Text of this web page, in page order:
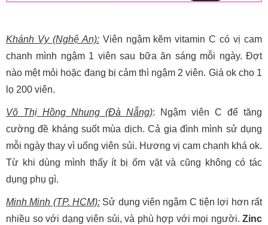
Khánh Vy (Nghệ An):Viên ngậm kẽm vitamin C có vị cam
chanh mình ngậm 1 viên sau bữa ăn sáng mỗi ngày. Đợt
nào mệt mỏi hoặc đang bị cảm thì ngậm 2 viên. Giá ok cho 1
lọ 200 viên.
Võ Thị Hồng Nhung (Đà Nẵng): Ngậm viên C để tăng
cường đề kháng suốt mùa dịch. Cả gia đình mình sử dụng
mỗi ngày thay vì uống viên sủi. Hương vị cam chanh khá ok.
Từ khi dùng mình thấy ít bị ốm vặt và cũng không có tác
dụng phụ gì.
Minh Minh (TP. HCM): Sử dụng viên ngậm C tiện lợi hơn rất
nhiều so với dạng viên sủi, và phù hợp với mọi người. Zinc